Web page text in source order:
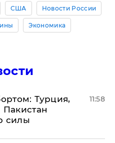
США Новости России
Экономика
Турция,
Пакистан
силы
11:58